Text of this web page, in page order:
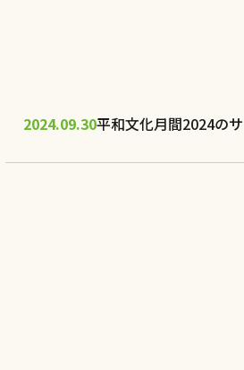
2024.09.30平和文化月間2024の